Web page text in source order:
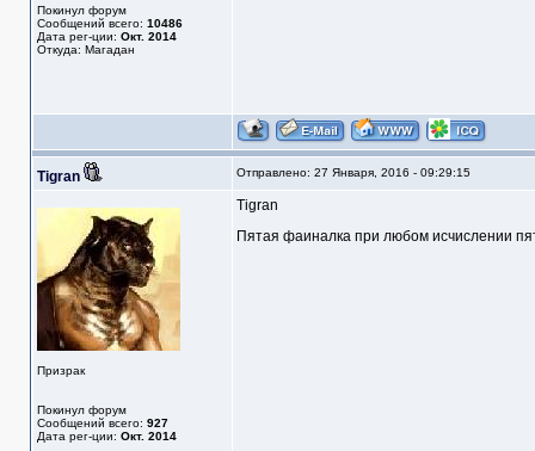
Покинул форум
Сообщений всего: 10486
Дата рег-ции: Окт. 2014
Откуда: Магадан
Tigran Отправлено: 27 Января, 2016 - 09:29:15
Призрак
Покинул форум
Сообщений всего: 927
Дата рег-ции: Окт. 2014
Tigran
Пятая фаиналка при любом исчислении